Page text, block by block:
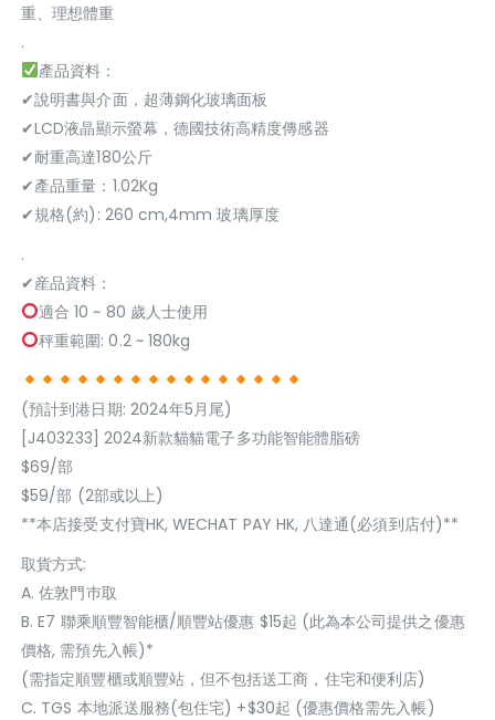
重、理想體重
.
產品資料：
✔說明書與介面，超薄鋼化玻璃面板
✔LCD液晶顯示螢幕，德國技術高精度傳感器
✔耐重高達180公斤
✔產品重量：1.02Kg
✔規格(約): 260 cm,4mm 玻璃厚度
.
✔産品資料：
適合 10 ~ 80 歲人士使用
秤重範圍: 0.2 ~ 180kg
(預計到港日期: 2024年5月尾)
[J403233] 2024新款貓貓電子多功能智能體脂磅
$69/部
$59/部 (2部或以上)
**本店接受支付寶HK, WECHAT PAY HK, 八達通(必須到店付)**
取貨方式:
A. 佐敦門巿取
B. E7 聯乘順豐智能櫃/順豐站優惠 $15起 (此為本公司提供之優惠
價格, 需預先入帳)*
(需指定順豐櫃或順豐站，但不包括送工商，住宅和便利店)
C. TGS 本地派送服務(包住宅) +$30起 (優惠價格需先入帳)